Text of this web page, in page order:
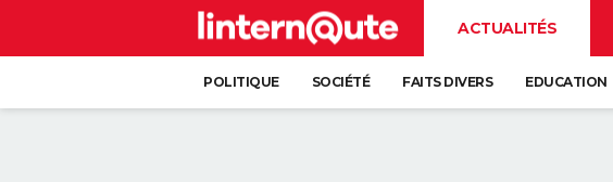
ACTUALITÉS
POLITIQUE SOCIÉTÉ FAITS DIVERS EDUCATION